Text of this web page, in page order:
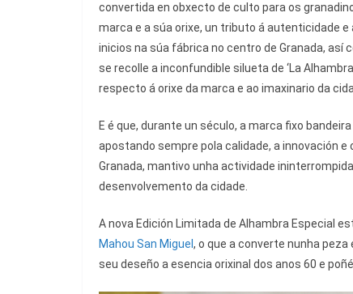
convertida en obxecto de culto para os
marca e a súa orixe, un tributo á autenticidade
inicios na súa fábrica no centro de Granada, así
se recolle a inconfundible silueta de ‘La
respecto á orixe da marca e ao imaxinario da
E é que, durante un século, a marca fixo
apostando sempre pola calidade, a innovación
Granada, mantivo unha actividade
desenvolvemento da cidade.
A nova Edición Limitada de Alhambra Especial
Mahou San Miguel , o que a converte nunha
seu deseño a esencia orixinal dos anos 60 e